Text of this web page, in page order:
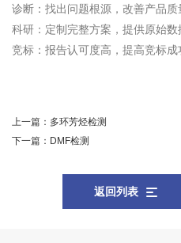
诊断：找出问题根源，改善产品质
科研：定制完整方案，提供原始数
竞标：报告认可度高，提高竞标成
上一篇： 多环芳烃检测
下一篇： DMF检测
返回列表